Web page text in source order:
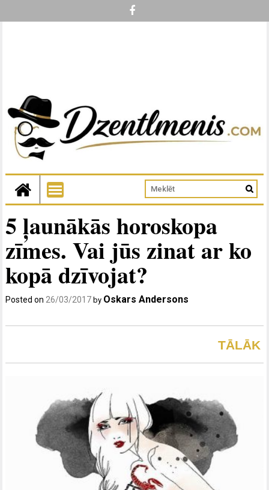
5 ļaunākās horoskopa
zīmes. Vai jūs zinat ar ko
kopā dzīvojat?
Posted on26/03/2017 by Oskars Andersons
TĀLĀK